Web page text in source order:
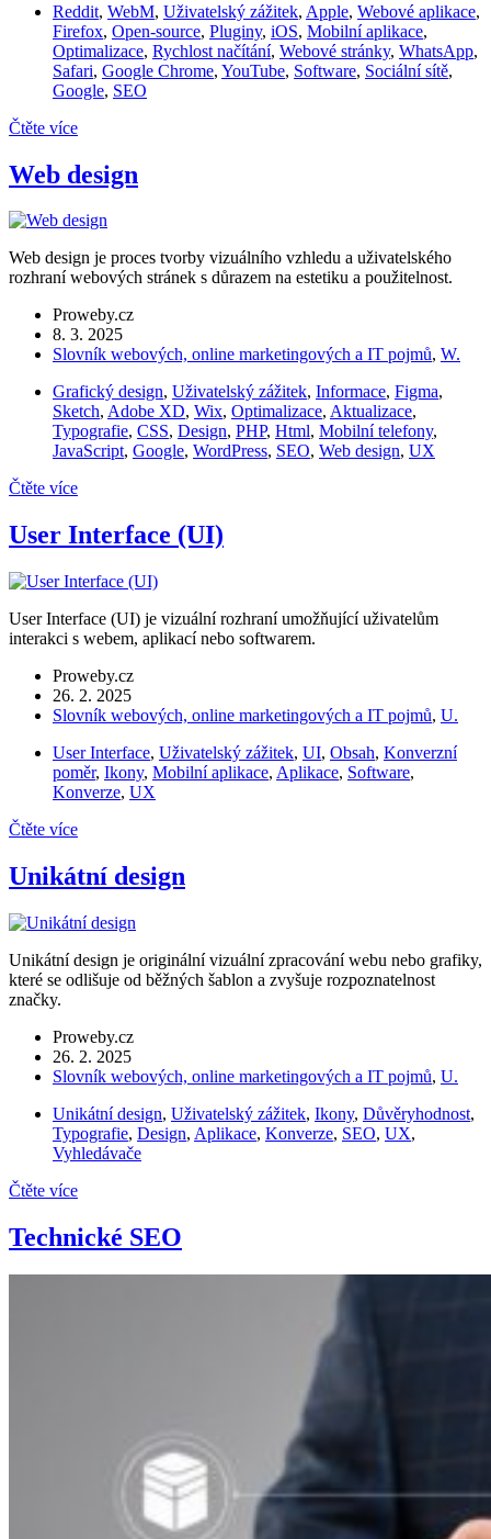
Reddit, WebM, Uživatelský zážitek, Apple, Webové aplikace,
Firefox, Open-source, Pluginy, iOS, Mobilní aplikace,
Optimalizace, Rychlost načítání, Webové stránky, WhatsApp,
Safari, Google Chrome, YouTube, Software, Sociální sítě,
Google, SEO
Čtěte více
Web design
Web design je proces tvorby vizuálního vzhledu a uživatelského
rozhraní webových stránek s důrazem na estetiku a použitelnost.
Proweby.cz
8. 3. 2025
Slovník webových, online marketingových a IT pojmů, W.
Grafický design, Uživatelský zážitek, Informace, Figma,
Sketch, Adobe XD, Wix, Optimalizace, Aktualizace,
Typografie, CSS, Design, PHP, Html, Mobilní telefony,
JavaScript, Google, WordPress, SEO, Web design, UX
Čtěte více
User Interface (UI)
User Interface (UI) je vizuální rozhraní umožňující uživatelům
interakci s webem, aplikací nebo softwarem.
Proweby.cz
26. 2. 2025
Slovník webových, online marketingových a IT pojmů, U.
User Interface, Uživatelský zážitek, UI, Obsah, Konverzní
poměr, Ikony, Mobilní aplikace, Aplikace, Software,
Konverze, UX
Čtěte více
Unikátní design
Unikátní design je originální vizuální zpracování webu nebo grafiky,
které se odlišuje od běžných šablon a zvyšuje rozpoznatelnost
značky.
Proweby.cz
26. 2. 2025
Slovník webových, online marketingových a IT pojmů, U.
Unikátní design, Uživatelský zážitek, Ikony, Důvěryhodnost,
Typografie, Design, Aplikace, Konverze, SEO, UX,
Vyhledávače
Čtěte více
Technické SEO